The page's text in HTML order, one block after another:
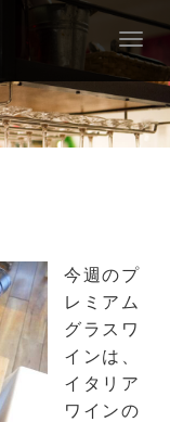
T
o
g
g
l
g
a
t
i
n
今週のプ
レミアム
グラスワ
インは、
イタリア
ワインの